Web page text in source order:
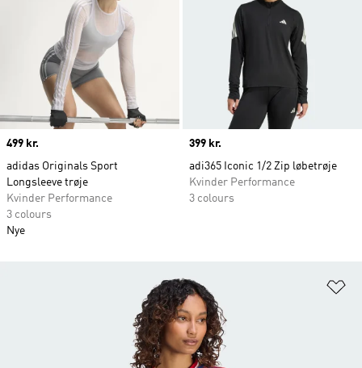
Price
499 kr.
adidas Originals Sport
Longsleeve trøje
Kvinder Performance
3 colours
Nye
Price
399 kr.
adi365 Iconic 1/2 Zip løbetrøje
Kvinder Performance
3 colours